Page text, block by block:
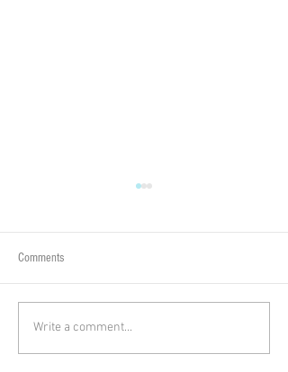
【清涼消暑密技】毛孩中
暑、熱衰竭的預防對策！
Comments
Write a comment...